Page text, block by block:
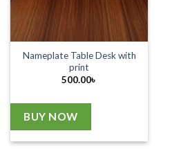
Nameplate Table Desk with
print
500.00৳
BUY NOW